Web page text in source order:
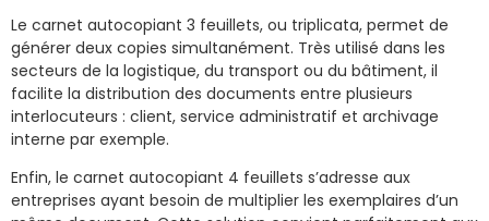
Le carnet autocopiant 3 feuillets, ou triplicata, permet de
générer deux copies simultanément. Très utilisé dans les
secteurs de la logistique, du transport ou du bâtiment, il
facilite la distribution des documents entre plusieurs
interlocuteurs : client, service administratif et archivage
interne par exemple.
Enfin, le carnet autocopiant 4 feuillets s’adresse aux
entreprises ayant besoin de multiplier les exemplaires d’un